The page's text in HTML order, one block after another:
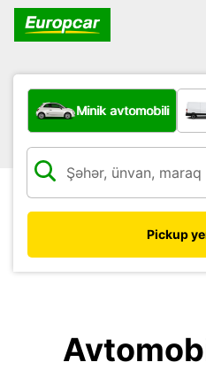
Hansı növ nəqliyyat
Minik avtomobili
Pickup